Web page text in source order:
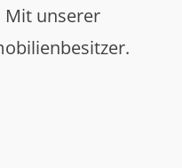
Mit unserer